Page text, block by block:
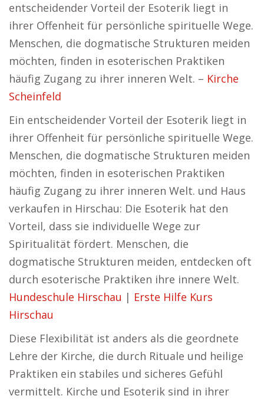
entscheidender Vorteil der Esoterik liegt in
ihrer Offenheit für persönliche spirituelle Wege.
Menschen, die dogmatische Strukturen meiden
möchten, finden in esoterischen Praktiken
häufig Zugang zu ihrer inneren Welt. – Kirche
Scheinfeld
Ein entscheidender Vorteil der Esoterik liegt in
ihrer Offenheit für persönliche spirituelle Wege.
Menschen, die dogmatische Strukturen meiden
möchten, finden in esoterischen Praktiken
häufig Zugang zu ihrer inneren Welt. und Haus
verkaufen in Hirschau: Die Esoterik hat den
Vorteil, dass sie individuelle Wege zur
Spiritualität fördert. Menschen, die
dogmatische Strukturen meiden, entdecken oft
durch esoterische Praktiken ihre innere Welt.
Hundeschule Hirschau | Erste Hilfe Kurs
Hirschau
Diese Flexibilität ist anders als die geordnete
Lehre der Kirche, die durch Rituale und heilige
Praktiken ein stabiles und sicheres Gefühl
vermittelt. Kirche und Esoterik sind in ihrer